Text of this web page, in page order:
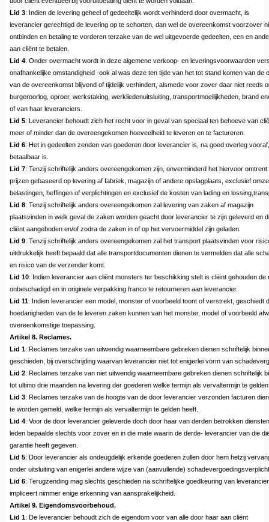
Lid 3: Indien de levering geheel of gedeeltelijk wordt verhinderd door overmacht, is
leverancier gerechtigd de levering op te schorten, dan wel de overeenkomst voorzover
ontbinden en betaling te vorderen terzake van de wel uitgevoerde gedeelten, een en
aan cliënt te betalen.
Lid 4: Onder overmacht wordt in deze algemene verkoop- en leveringsvoorwaarden
onafhankelijke omstandigheid -ook al was deze ten tijde van het tot stand komen van
van de overeenkomst blijvend of tijdelijk verhindert, alsmede voor zover daar niet reeds
burgeroorlog, oproer, werkstaking, werkliedenuitsluiting, transportmoeilijkheden, brand
of van haar leveranciers.
Lid 5: Leverancier behoudt zich het recht voor in geval van speciaal ten behoeve van
meer of minder dan de overeengekomen hoeveelheid te leveren en te factureren.
Lid 6: Het in gedeelten zenden van goederen door leverancier is, na goed overleg
betaalbaar is.
Lid 7: Tenzij schriftelijk anders overeengekomen zijn, onverminderd het hiervoor
prijzen gebaseerd op levering af fabriek, magazijn of andere opslagplaats, exclusief
belastingen, heffingen of verplichtingen en exclusief de kosten van lading en
Lid 8: Tenzij schriftelijk anders overeengekomen zal levering van zaken af magazijn
plaatsvinden in welk geval de zaken worden geacht door leverancier te zijn geleverd en
cliënt aangeboden en/of zodra de zaken in of op het vervoermiddel zijn geladen.
Lid 9: Tenzij schriftelijk anders overeengekomen zal het transport plaatsvinden voor
uitdrukkelijk heeft bepaald dat alle transportdocumenten dienen te vermelden dat alle
en risico van de verzender komt.
Lid 10: Indien leverancier aan cliënt monsters ter beschikking stelt is cliënt gehouden
onbeschadigd en in originele verpakking franco te retourneren aan leverancier.
Lid 11: Indien leverancier een model, monster of voorbeeld toont of verstrekt, geschiedt
hoedanigheden van de te leveren zaken kunnen van het monster, model of voorbeeld
overeenkomstige toepassing.
Artikel 8. Reclames.
Lid 1: Reclames terzake van uitwendig waarneembare gebreken dienen schriftelijk
geschieden, bij overschrijding waarvan leverancier niet tot enigerlei vorm van
Lid 2: Reclames terzake van niet uitwendig waarneembare gebreken dienen schriftelijk
tot ultimo drie maanden na levering der goederen welke termijn als vervaltermijn te
Lid 3: Reclames terzake van de hoogte van de door leverancier verzonden facturen
te worden gemeld, welke termijn als vervaltermijn te gelden heeft.
Lid 4: Voor de door leverancier geleverde doch door haar van derden betrokken
leden bepaalde slechts voor zover en in die mate waarin de derde- leverancier van die
garantie heeft gegeven.
Lid 5: Door leverancier als ondeugdelijk erkende goederen zullen door hem hetzij
onder uitsluiting van enigerlei andere wijze van (aanvullende)
Lid 6: Terugzending mag slechts geschieden na schriftelijke goedkeuring van
impliceert nimmer enige erkenning van aansprakelijkheid.
Artikel 9. Eigendomsvoorbehoud.
Lid 1: De leverancier behoudt zich de eigendom voor van alle door haar aan cliënt